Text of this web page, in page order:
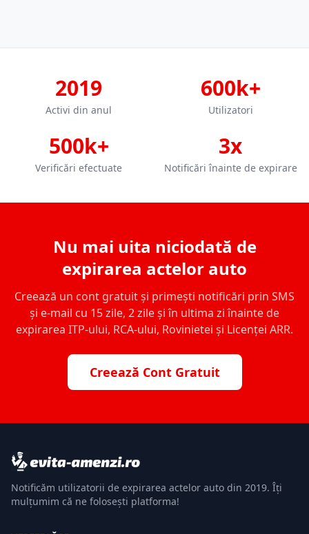
2019
Activi din anul
600k+
Utilizatori
500k+
Verificări efectuate
3x
Notificări înainte de expirare
Nu mai uita niciodată de
expirarea actelor auto
Creează un cont gratuit și primești notificări prin SMS
și e-mail cu 15 zile, 2 zile și în ultima zi înainte de
expirarea ITP-ului, RCA-ului, Rovinietei și Licenței ARR.
Creează Cont Gratuit
Notificăm utilizatorii de expirarea actelor auto din 2019. Îți
mulțumim că ne folosești platforma!